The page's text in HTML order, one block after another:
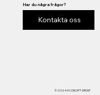
© 2026 4-H CONCEPT GROUP
Har du några frågor?
Kontakta oss